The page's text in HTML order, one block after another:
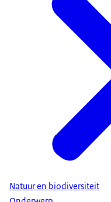
Natuur en biodiversiteit